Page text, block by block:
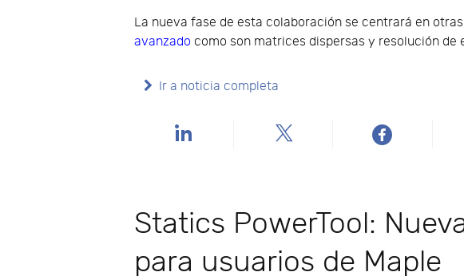
La nueva fase de esta colaboración se centrará en
avanzado como son matrices dispersas y resolución de
Ir a noticia completa
Statics PowerTool:
para usuarios de Maple